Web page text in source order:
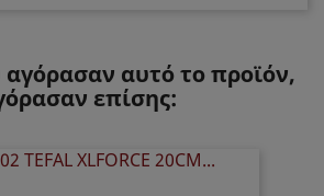
αυτό το προϊόν,
επίσης: